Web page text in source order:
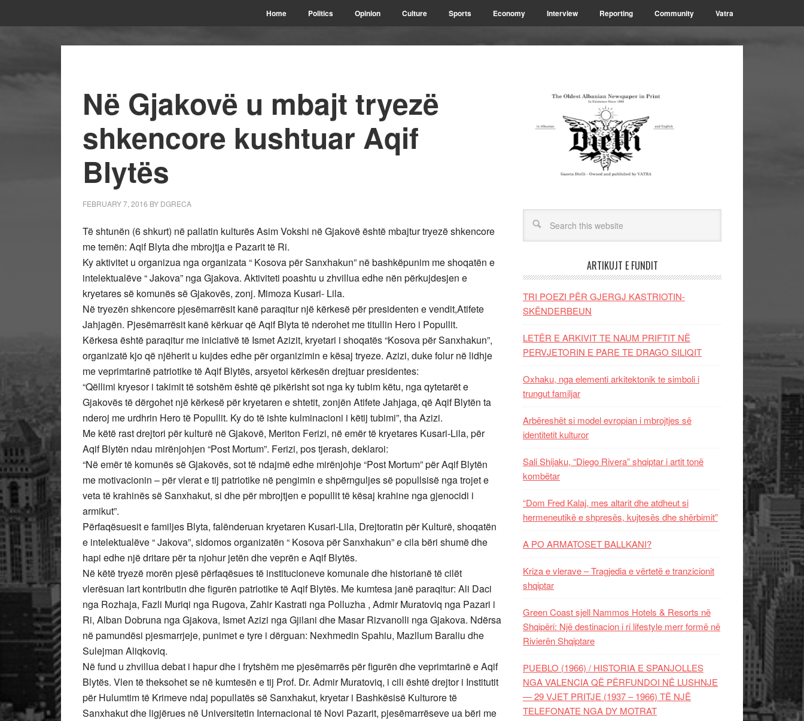
Home Politics Opinion Culture Sports Economy Interview Reporting Community Vatra
Në Gjakovë u mbajt tryezë
shkencore kushtuar Aqif
Blytës
FEBRUARY 7, 2016 BY DGRECA
Të shtunën (6 shkurt) në pallatin kulturës Asim Vokshi në Gjakovë është mbajtur tryezë shkencore
me temën: Aqif Blyta dhe mbrojtja e Pazarit të Ri.
Ky aktivitet u organizua nga organizata “ Kosova për Sanxhakun” në bashkëpunim me shoqatën e
intelektualëve “ Jakova” nga Gjakova. Aktiviteti poashtu u zhvillua edhe nën përkujdesjen e
kryetares së komunës së Gjakovës, zonj. Mimoza Kusari- Lila.
Në tryezën shkencore pjesëmarrësit kanë paraqitur një kërkesë për presidenten e vendit,Atifete
Jahjagën. Pjesëmarrësit kanë kërkuar që Aqif Blyta të nderohet me titullin Hero i Popullit.
Kërkesa është paraqitur me iniciativë të Ismet Azizit, kryetari i shoqatës “Kosova për Sanxhakun”,
organizatë kjo që njëherit u kujdes edhe për organizimin e kësaj tryeze. Azizi, duke folur në lidhje
me veprimtarinë patriotike të Aqif Blytës, arsyetoi kërkesën drejtuar presidentes:
“Qëllimi kryesor i takimit të sotshëm është që pikërisht sot nga ky tubim këtu, nga qytetarët e
Gjakovës të dërgohet një kërkesë për kryetaren e shtetit, zonjën Atifete Jahjaga, që Aqif Blytën ta
nderoj me urdhrin Hero të Popullit. Ky do të ishte kulminacioni i këtij tubimi”, tha Azizi.
Me këtë rast drejtori për kulturë në Gjakovë, Meriton Ferizi, në emër të kryetares Kusari-Lila, për
Aqif Blytën ndau mirënjohjen “Post Mortum”. Ferizi, pos tjerash, deklaroi:
“Në emër të komunës së Gjakovës, sot të ndajmë edhe mirënjohje “Post Mortum” për Aqif Blytën
me motivacionin – për vlerat e tij patriotike në pengimin e shpërnguljes së popullsisë nga trojet e
veta të krahinës së Sanxhakut, si dhe për mbrojtjen e popullit të kësaj krahine nga gjenocidi i
armikut”.
Përfaqësuesit e familjes Blyta, falënderuan kryetaren Kusari-Lila, Drejtoratin për Kulturë, shoqatën
e intelektualëve “ Jakova”, sidomos organizatën “ Kosova për Sanxhakun” e cila bëri shumë dhe
hapi edhe një dritare për ta njohur jetën dhe veprën e Aqif Blytës.
Në këtë tryezë morën pjesë përfaqësues të institucioneve komunale dhe historianë të cilët
vlerësuan lart kontributin dhe figurën patriotike të Aqif Blytës. Me kumtesa janë paraqitur: Ali Daci
nga Rozhaja, Fazli Muriqi nga Rugova, Zahir Kastrati nga Polluzha , Admir Muratoviq nga Pazari i
Ri, Alban Dobruna nga Gjakova, Ismet Azizi nga Gjilani dhe Masar Rizvanolli nga Gjakova. Ndërsa
në pamundësi pjesmarrjeje, punimet e tyre i dërguan: Nexhmedin Spahiu, Mazllum Baraliu dhe
Sulejman Aliqkoviq.
Në fund u zhvillua debat i hapur dhe i frytshëm me pjesëmarrës për figurën dhe veprimtarinë e Aqif
Blytës. Vlen të theksohet se në kumtesën e tij Prof. Dr. Admir Muratoviq, i cili është drejtor i Institutit
për Hulumtim të Krimeve ndaj popullatës së Sanxhakut, kryetar i Bashkësisë Kulturore të
Sanxhakut dhe ligjërues në Universitetin Internacional të Novi Pazarit, pjesëmarrëseve ua bëri me
ARTIKUJT E FUNDIT
TRI POEZI PËR GJERGJ KASTRIOTIN-
SKËNDERBEUN
LETËR E ARKIVIT TE NAUM PRIFTIT NË
PERVJETORIN E PARE TE DRAGO SILIQIT
Oxhaku, nga elementi arkitektonik te simboli i
trungut familjar
Arbëreshët si model evropian i mbrojtjes së
identitetit kulturor
Sali Shijaku, “Diego Rivera” shqiptar i artit tonë
kombëtar
“Dom Fred Kalaj, mes altarit dhe atdheut si
hermeneutikë e shpresës, kujtesës dhe shërbimit”
A PO ARMATOSET BALLKANI?
Kriza e vlerave – Tragjedia e vërtetë e tranzicionit
shqiptar
Green Coast sjell Nammos Hotels & Resorts në
Shqipëri: Një destinacion i ri lifestyle merr formë në
Rivierën Shqiptare
PUEBLO (1966) / HISTORIA E SPANJOLLES
NGA VALENCIA QË PËRFUNDOI NË LUSHNJE
— 29 VJET PRITJE (1937 – 1966) TË NJË
TELEFONATE NGA DY MOTRAT